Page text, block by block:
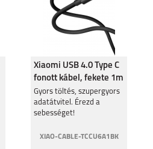
Xiaomi USB 4.0 Type C
fonott kábel, fekete 1m
BHR087BGL
Gyors töltés, szupergyors
adatátvitel. Érezd a
sebességet!
XIAO-CABLE-TCCU6A1BK